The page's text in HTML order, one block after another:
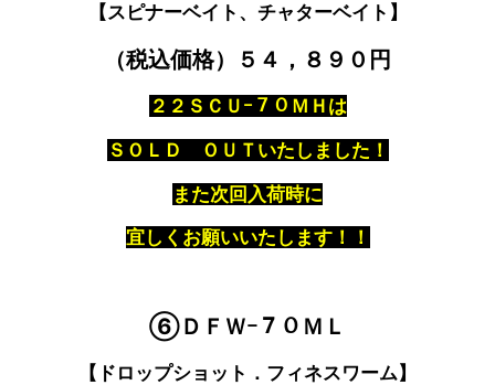
【スピナーベイト、チャターベイト】
（税込価格）５４，８９０円
２２ＳＣＵｰ７０ＭＨは
ＳＯＬＤ ＯＵＴいたしました！
また次回入荷時に
宜しくお願いいたします！！
⑥ＤＦＷｰ７０ＭＬ
【ドロップショット．フィネスワーム】